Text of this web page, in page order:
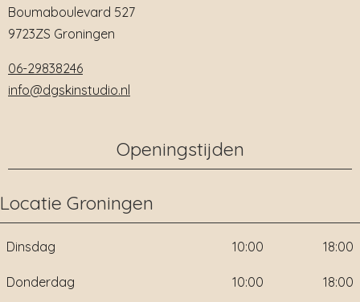
Boumaboulevard 527
9723ZS Groningen
06-29838246
info@dgskinstudio.nl
Openingstijden
Locatie Groningen
Dinsdag 10:00 18:00
Donderdag 10:00 18:00